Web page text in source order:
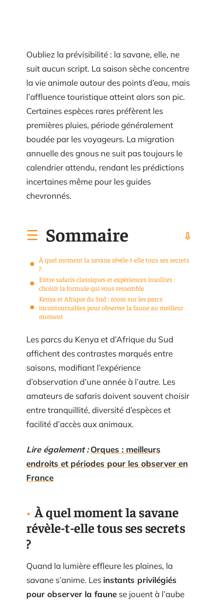
Oubliez la prévisibilité : la savane, elle, ne
suit aucun script. La saison sèche concentre
la vie animale autour des points d’eau, mais
l’affluence touristique atteint alors son pic.
Certaines espèces rares préfèrent les
premières pluies, période généralement
boudée par les voyageurs. La migration
annuelle des gnous ne suit pas toujours le
calendrier attendu, rendant les prédictions
incertaines même pour les guides
chevronnés.
Sommaire
À quel moment la savane révèle-t-elle tous ses secrets
?
Entre safaris classiques et expériences insolites :
choisir la formule qui vous ressemble
Kenya et Afrique du Sud : zoom sur les parcs
incontournables pour observer la faune au meilleur
moment
Les parcs du Kenya et d’Afrique du Sud
affichent des contrastes marqués entre
saisons, modifiant l’expérience
d’observation d’une année à l’autre. Les
amateurs de safaris doivent souvent choisir
entre tranquillité, diversité d’espèces et
facilité d’accès aux animaux.
Lire également : Orques : meilleurs
endroits et périodes pour les observer en
France
À quel moment la savane
révèle-t-elle tous ses secrets
?
Quand la lumière effleure les plaines, la
savane s’anime. Les instants privilégiés
pour observer la faune se jouent à l’aube